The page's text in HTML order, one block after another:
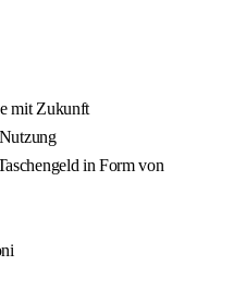
mit Zukunft
in Form von